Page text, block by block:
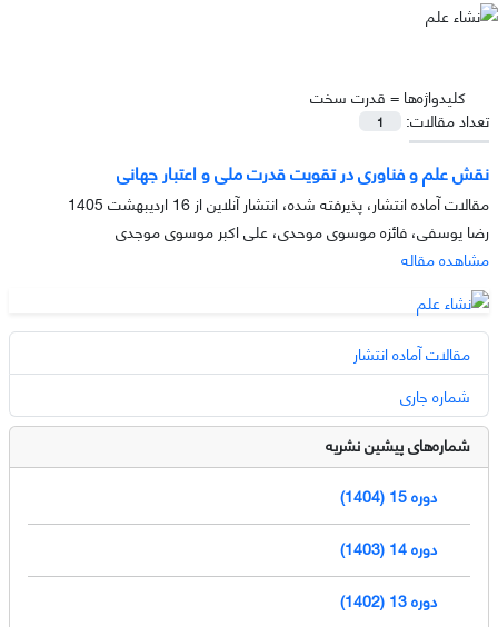
کلیدواژه‌ها = قدرت سخت
تعداد مقالات:
1
نقش علم و فناوری در تقویت قدرت ملی و اعتبار جهانی
مقالات آماده انتشار، پذیرفته شده، انتشار آنلاین از 16 اردیبهشت 1405
رضا یوسفی، فائزه موسوی موحدی، علی اکبر موسوی موجدی
مشاهده مقاله
مقالات آماده انتشار
شماره جاری
شماره‌های پیشین نشریه
دوره 15 (1404)
دوره 14 (1403)
دوره 13 (1402)